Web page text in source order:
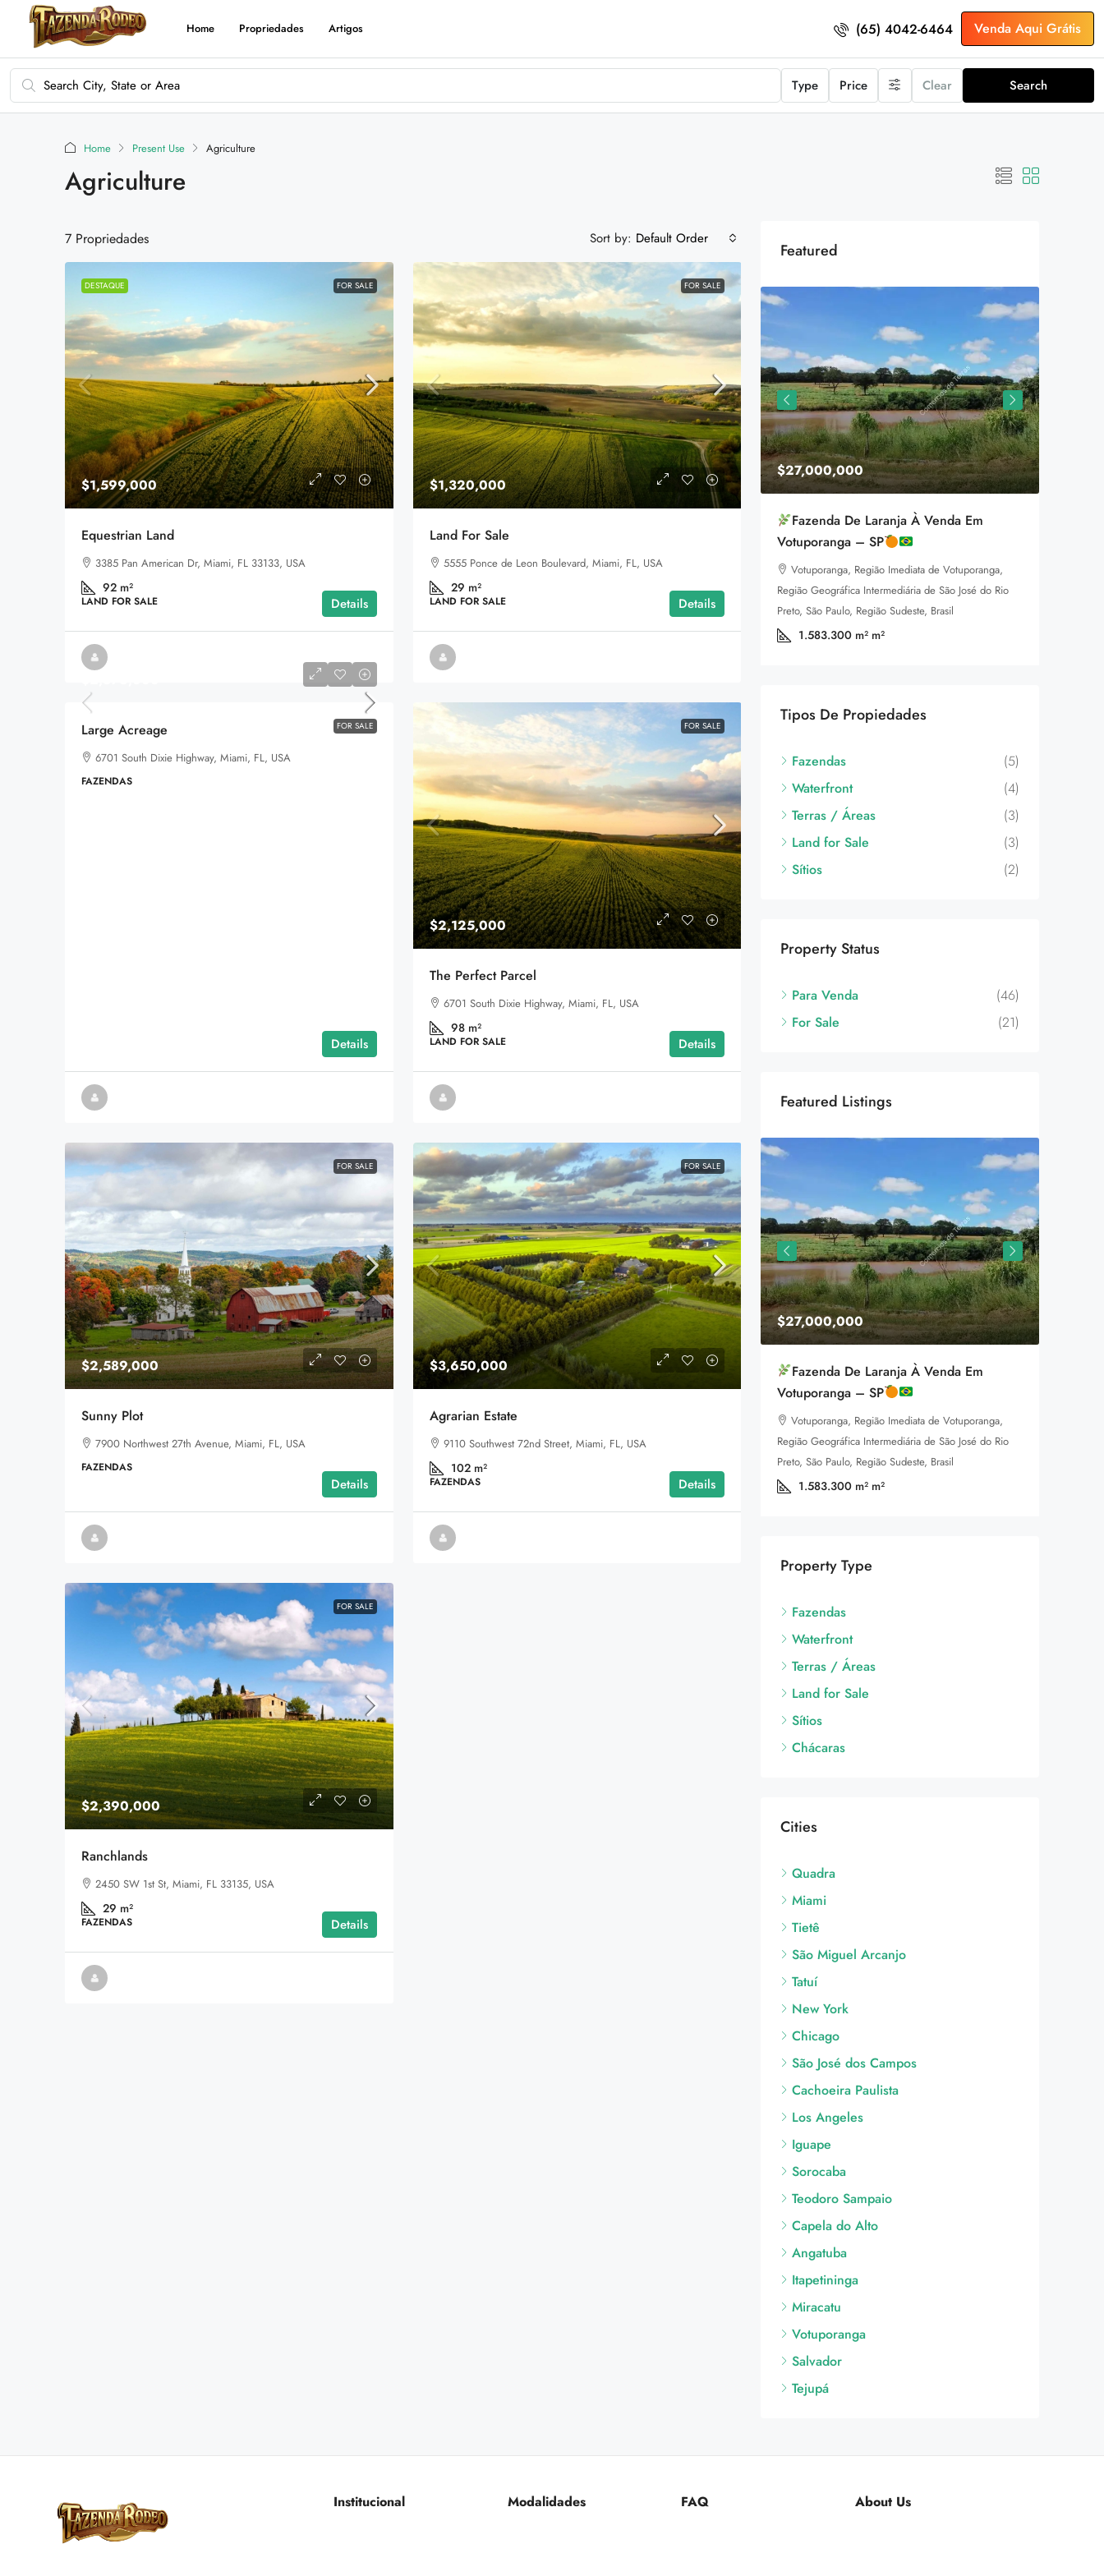
Home Propriedades Artigos (65) 4042-6464 Venda Aqui Grátis
Type Price Clear Search
Home Present Use Agriculture
Agriculture
7 Propriedades Sort by: Default Order
DESTAQUE FOR SALE
$1,599,000
Equestrian Land
3385 Pan American Dr, Miami, FL 33133, USA
92 m²
LAND FOR SALE Details
FOR SALE
$1,320,000
Land For Sale
5555 Ponce de Leon Boulevard, Miami, FL, USA
29 m²
LAND FOR SALE Details
FOR SALE
Large Acreage
6701 South Dixie Highway, Miami, FL, USA
FAZENDAS
Details
FOR SALE
$2,125,000
The Perfect Parcel
6701 South Dixie Highway, Miami, FL, USA
98 m²
LAND FOR SALE Details
FOR SALE
$2,589,000
Sunny Plot
7900 Northwest 27th Avenue, Miami, FL, USA
FAZENDAS
Details
FOR SALE
$3,650,000
Agrarian Estate
9110 Southwest 72nd Street, Miami, FL, USA
102 m²
FAZENDAS Details
FOR SALE
$2,390,000
Ranchlands
2450 SW 1st St, Miami, FL 33135, USA
29 m²
FAZENDAS Details
Featured
$3,990,000
– 1.510 Ha De Cerrado Preservado Em
Alto Paraíso De Goiás
Alto Paraíso de Goiás, Região Geográfica Imediata
de Flores de Goiás, Região Geográfica Intermediária
de Luziânia-Águas Lindas de Goiás, Goiás, Região
$27,000,000
Fazenda De Laranja À Venda Em
Votuporanga – SP
Votuporanga, Região Imediata de Votuporanga,
Região Geográfica Intermediária de São José do Rio
Preto, São Paulo, Região Sudeste, Brasil
1.583.300 m² m²
Tipos De Propiedades
Fazendas
(5)
Waterfront
(4)
Terras / Áreas
(3)
Land for Sale
(3)
Sítios
(2)
Property Status
Para Venda
(46)
For Sale
(21)
Featured Listings
$3,990,000
Villa In The Forest
WATERFRONT
Venda De Reserva Particular Legalizada
– 1.510 Ha De Cerrado Preservado Em
Alto Paraíso De Goiás
Alto Paraíso de Goiás, Região Geográfica Imediata
de Luziânia-Águas Lindas de Goiás, Goiás, Região
$27,000,000
Fazenda De Laranja À Venda Em
Votuporanga – SP
Votuporanga, Região Imediata de Votuporanga,
Região Geográfica Intermediária de São José do Rio
Preto, São Paulo, Região Sudeste, Brasil
1.583.300 m² m²
Property Type
Fazendas
Waterfront
Terras / Áreas
Land for Sale
Sítios
Chácaras
Cities
Quadra
Miami
Tietê
São Miguel Arcanjo
Tatuí
New York
Chicago
São José dos Campos
Cachoeira Paulista
Los Angeles
Iguape
Sorocaba
Teodoro Sampaio
Capela do Alto
Angatuba
Itapetininga
Miracatu
Votuporanga
Salvador
Tejupá
Institucional Modalidades FAQ About Us